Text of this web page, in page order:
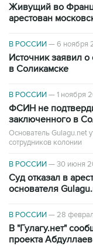
Живущий во
арестован
В РОССИИ—6 ноября
Источник заявил
в Соликамске
В РОССИИ—1 ноября
ФСИН не
заключенного в
Основатель Gulagu.net
сотрудников колонии
В РОССИИ—30 июня
Суд отказал в
основателя
В РОССИИ—28
В "Гулагу.нет"
проекта